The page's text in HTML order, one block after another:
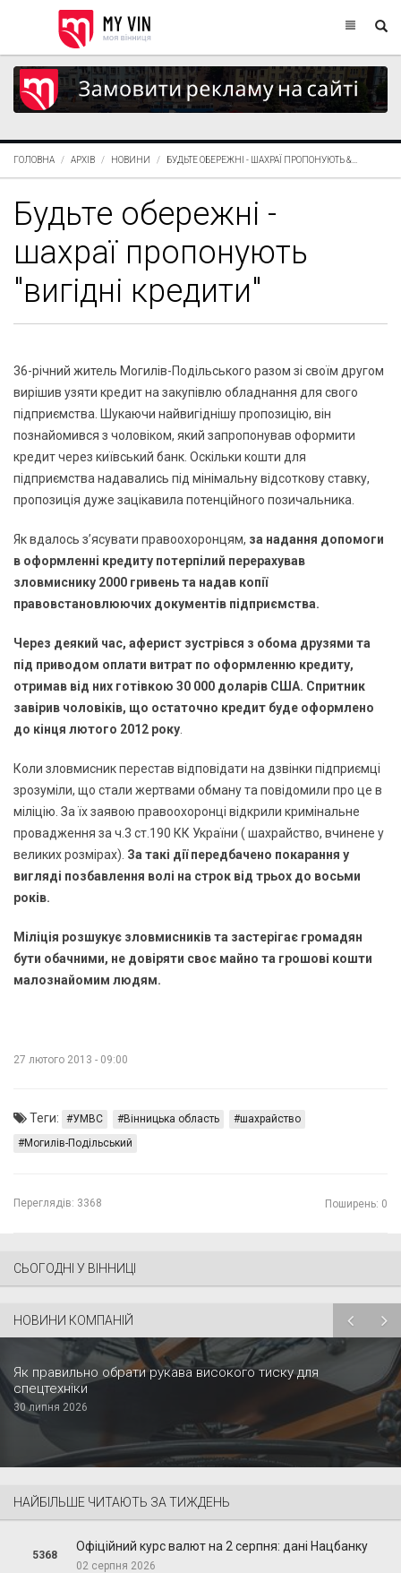
ГОЛОВНА АРХІВ НОВИНИ БУДЬТЕ ОБЕРЕЖНІ - ШАХРАЇ ПРОПОНУЮТЬ &...
Будьте обережні -
шахраї пропонують
"вигідні кредити"
36-річний житель Могилів-Подільського разом зі своїм другом
вирішив узяти кредит на закупівлю обладнання для свого
підприємства. Шукаючи найвигіднішу пропозицію, він
познайомився з чоловіком, який запропонував оформити
кредит через київський банк. Оскільки кошти для
підприємства надавались під мінімальну відсоткову ставку,
пропозиція дуже зацікавила потенційного позичальника.
Як вдалось з’ясувати правоохоронцям, за надання допомоги
в оформленні кредиту потерпілий перерахував
зловмиснику 2000 гривень та надав копії
правовстановлюючих документів підприємства.
Через деякий час, аферист зустрівся з обома друзями та
під приводом оплати витрат по оформленню кредиту,
отримав від них готівкою 30 000 доларів США. Спритник
завірив чоловіків, що остаточно кредит буде оформлено
до кінця лютого 2012 року
Коли зловмисник перестав відповідати на дзвінки підприємці
зрозуміли, що стали жертвами обману та повідомили про це в
міліцію. За їх заявою правоохоронці відкрили кримінальне
провадження за ч.3 ст.190 КК України ( шахрайство, вчинене у
великих розмірах). За такі дії передбачено покарання у
вигляді позбавлення волі на строк від трьох до восьми
років.
Міліція розшукує зловмисників та застерігає громадян
бути обачними, не довіряти своє майно та грошові кошти
малознайомим людям.
27 лютого 2013 - 09:00
Теги: УМВС Вінницька область
шахрайство
Могилів-Подільський
Переглядів: 3368 Поширень: 0
СЬОГОДНІ У ВІННИЦІ
НОВИНИ КОМПАНІЙ
Як правильно обрати рукава високого тиску для
спецтехніки
30 липня 2026
НАЙБІЛЬШЕ ЧИТАЮТЬ ЗА ТИЖДЕНЬ
5368
Офіційний курс валют на 2 серпня: дані Нацбанку
02 серпня 2026